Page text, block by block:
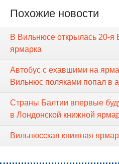
Похожие новости
В Вильнюсе открылась 20-я
ярмарка
Автобус с ехавшими на
Вильнюс поляками попал в
Страны Балтии впервые
в Лондонской книжной
Вильнюсская книжная